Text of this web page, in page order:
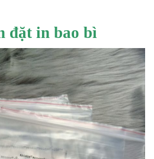
đặt in bao bì